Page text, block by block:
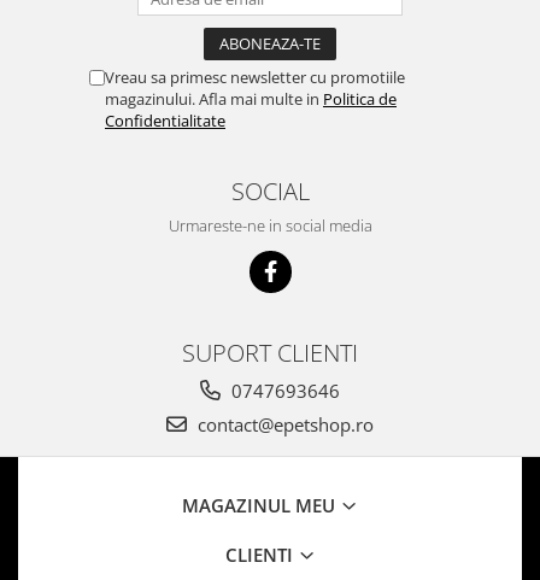
Vreau sa primesc newsletter cu promotiile
magazinului. Afla mai multe in Politica de
Confidentialitate
SOCIAL
Urmareste-ne in social media
SUPORT CLIENTI
0747693646
contact@epetshop.ro
MAGAZINUL MEU
CLIENTI